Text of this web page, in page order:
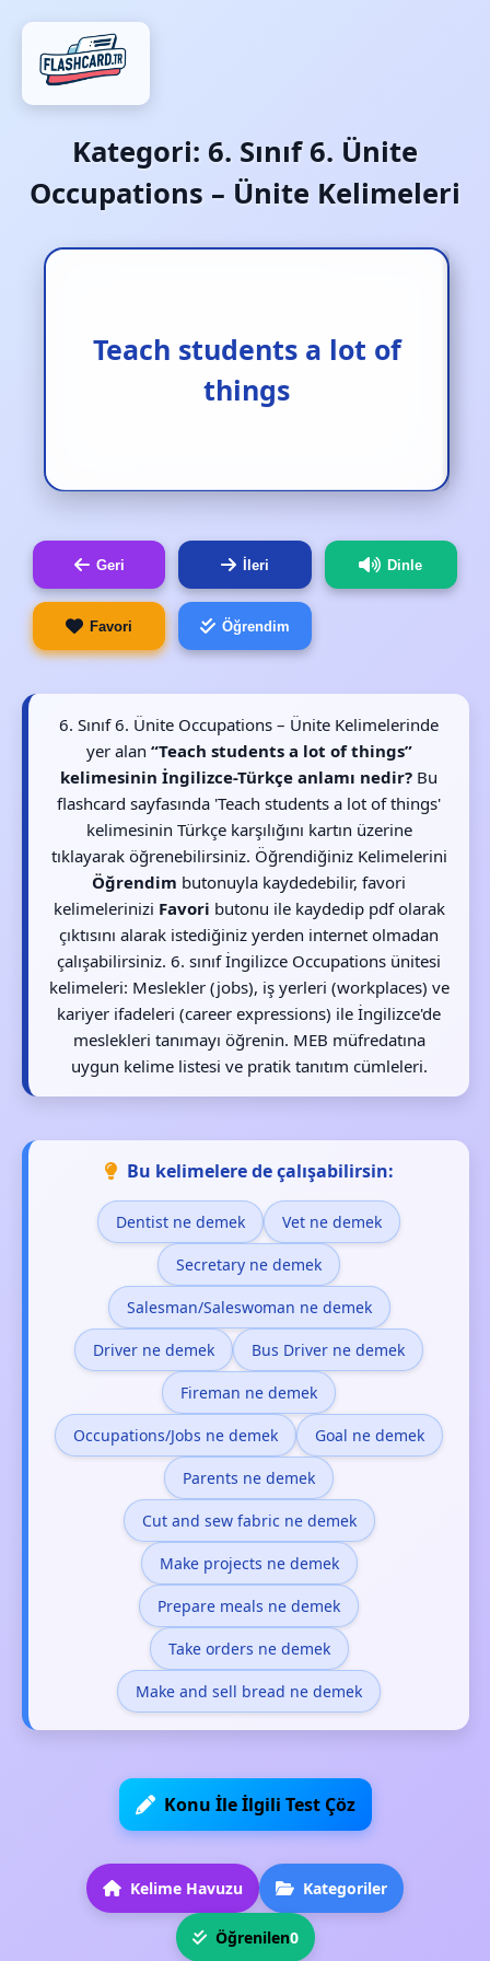
Kategori: 6. Sınıf 6. Ünite
Occupations – Ünite Kelimeleri
Teach students a lot of
things
Öğrencilere birçok şey
öğretmek
Geri İleri Dinle
Favori Öğrendim
6. Sınıf 6. Ünite Occupations – Ünite Kelimelerinde
yer alan “Teach students a lot of things”
kelimesinin İngilizce-Türkçe anlamı nedir? Bu
flashcard sayfasında 'Teach students a lot of things'
kelimesinin Türkçe karşılığını kartın üzerine
tıklayarak öğrenebilirsiniz. Öğrendiğiniz Kelimelerini
Öğrendim butonuyla kaydedebilir, favori
kelimelerinizi Favori butonu ile kaydedip pdf olarak
çıktısını alarak istediğiniz yerden internet olmadan
çalışabilirsiniz. 6. sınıf İngilizce Occupations ünitesi
kelimeleri: Meslekler (jobs), iş yerleri (workplaces) ve
kariyer ifadeleri (career expressions) ile İngilizce'de
meslekleri tanımayı öğrenin. MEB müfredatına
uygun kelime listesi ve pratik tanıtım cümleleri.
Bu kelimelere de çalışabilirsin:
Dentist ne demek Vet ne demek
Secretary ne demek
Salesman/Saleswoman ne demek
Driver ne demek Bus Driver ne demek
Fireman ne demek
Occupations/Jobs ne demek Goal ne demek
Parents ne demek
Cut and sew fabric ne demek
Make projects ne demek
Prepare meals ne demek
Take orders ne demek
Make and sell bread ne demek
Konu İle İlgili Test Çöz
Kelime Havuzu Kategoriler
Öğrenilen0